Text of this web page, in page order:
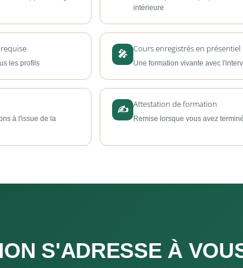
intérieure
les profils
🎤
Cours enregistrés en présentiel
Une formation vivante avec
à l'issue de la
✍
Attestation de formation
Remise lorsque vous avez
S'ADRESSE À